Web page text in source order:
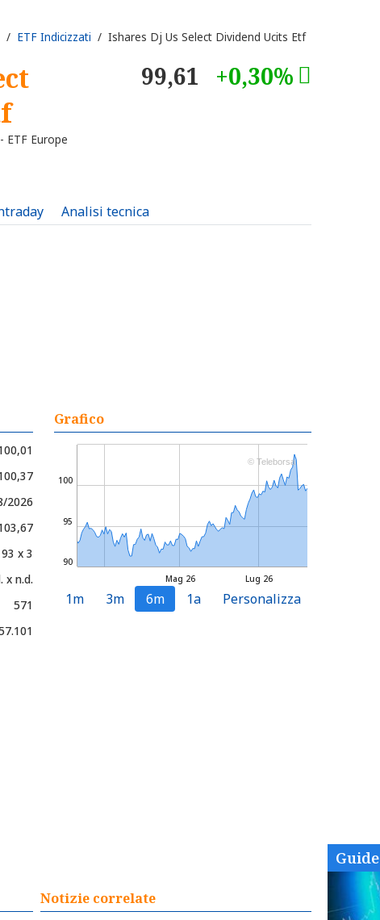
/ ETF Indicizzati / Ishares Dj Us Select Dividend Ucits Etf
ETF Europe
99,61 +0,30%
Analisi tecnica
2026
93 x 3
x n.d.
571
Grafico
Lug 26
Mag 26
90
95
100
© Teleborsa
1m 3m 6m 1a Personalizza
Notizie correlate
Guide